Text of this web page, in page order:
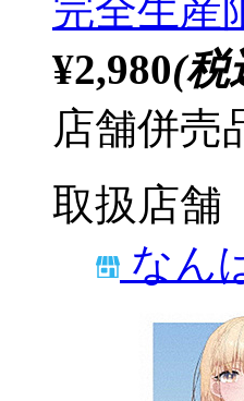
完全生産
¥2,980(税
店舗併売
取扱店舗
なん